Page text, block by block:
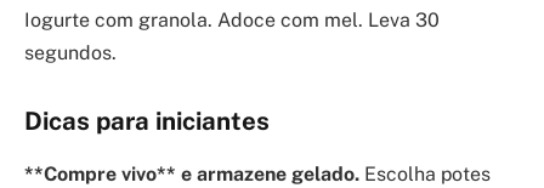
Iogurte com granola. Adoce com mel. Leva 30
segundos.
Dicas para iniciantes
**Compre vivo** e armazene gelado. Escolha potes